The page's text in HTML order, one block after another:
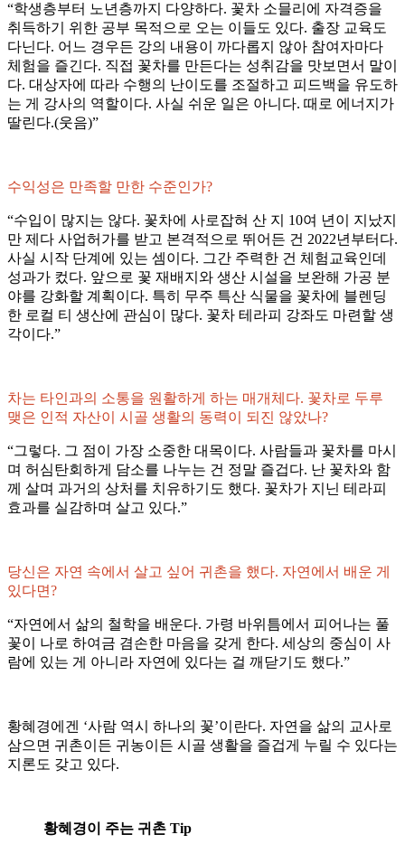
“학생층부터 노년층까지 다양하다. 꽃차 소믈리에 자격증을
취득하기 위한 공부 목적으로 오는 이들도 있다. 출장 교육도
다닌다. 어느 경우든 강의 내용이 까다롭지 않아 참여자마다
체험을 즐긴다. 직접 꽃차를 만든다는 성취감을 맛보면서 말이
다. 대상자에 따라 수행의 난이도를 조절하고 피드백을 유도하
는 게 강사의 역할이다. 사실 쉬운 일은 아니다. 때로 에너지가
딸린다.(웃음)”
수익성은 만족할 만한 수준인가?
“수입이 많지는 않다. 꽃차에 사로잡혀 산 지 10여 년이 지났지
만 제다 사업허가를 받고 본격적으로 뛰어든 건 2022년부터다.
사실 시작 단계에 있는 셈이다. 그간 주력한 건 체험교육인데
성과가 컸다. 앞으로 꽃 재배지와 생산 시설을 보완해 가공 분
야를 강화할 계획이다. 특히 무주 특산 식물을 꽃차에 블렌딩
한 로컬 티 생산에 관심이 많다. 꽃차 테라피 강좌도 마련할 생
각이다.”
차는 타인과의 소통을 원활하게 하는 매개체다. 꽃차로 두루
맺은 인적 자산이 시골 생활의 동력이 되진 않았나?
“그렇다. 그 점이 가장 소중한 대목이다. 사람들과 꽃차를 마시
며 허심탄회하게 담소를 나누는 건 정말 즐겁다. 난 꽃차와 함
께 살며 과거의 상처를 치유하기도 했다. 꽃차가 지닌 테라피
효과를 실감하며 살고 있다.”
당신은 자연 속에서 살고 싶어 귀촌을 했다. 자연에서 배운 게
있다면?
“자연에서 삶의 철학을 배운다. 가령 바위틈에서 피어나는 풀
꽃이 나로 하여금 겸손한 마음을 갖게 한다. 세상의 중심이 사
람에 있는 게 아니라 자연에 있다는 걸 깨닫기도 했다.”
황혜경에겐 ‘사람 역시 하나의 꽃’이란다. 자연을 삶의 교사로
삼으면 귀촌이든 귀농이든 시골 생활을 즐겁게 누릴 수 있다는
지론도 갖고 있다.
황혜경이 주는 귀촌 Tip